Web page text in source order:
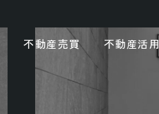
不動産売買 不動産活用